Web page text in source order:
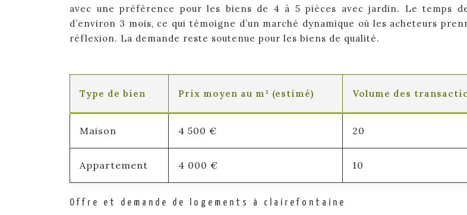
avec une préférence pour les biens de 4 à 5 pièces avec jardin. Le temps
d’environ 3 mois, ce qui témoigne d’un marché dynamique où les acheteurs
réflexion. La demande reste soutenue pour les biens de qualité.
Type de bien Prix moyen au m² (estimé) Volume des
Maison 4 500 € 20
Appartement 4 000 € 10
Offre et demande de logements à clairefontaine